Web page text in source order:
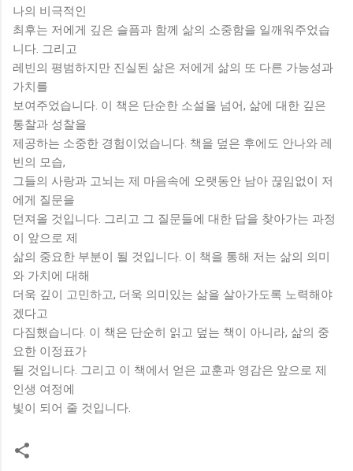
나의 비극적인
최후는 저에게 깊은 슬픔과 함께 삶의 소중함을 일깨워주었습
니다. 그리고
레빈의 평범하지만 진실된 삶은 저에게 삶의 또 다른 가능성과
가치를
보여주었습니다. 이 책은 단순한 소설을 넘어, 삶에 대한 깊은
통찰과 성찰을
제공하는 소중한 경험이었습니다. 책을 덮은 후에도 안나와 레
빈의 모습,
그들의 사랑과 고뇌는 제 마음속에 오랫동안 남아 끊임없이 저
에게 질문을
던져올 것입니다. 그리고 그 질문들에 대한 답을 찾아가는 과정
이 앞으로 제
삶의 중요한 부분이 될 것입니다. 이 책을 통해 저는 삶의 의미
와 가치에 대해
더욱 깊이 고민하고, 더욱 의미있는 삶을 살아가도록 노력해야
겠다고
다짐했습니다. 이 책은 단순히 읽고 덮는 책이 아니라, 삶의 중
요한 이정표가
될 것입니다. 그리고 이 책에서 얻은 교훈과 영감은 앞으로 제
인생 여정에
빛이 되어 줄 것입니다.